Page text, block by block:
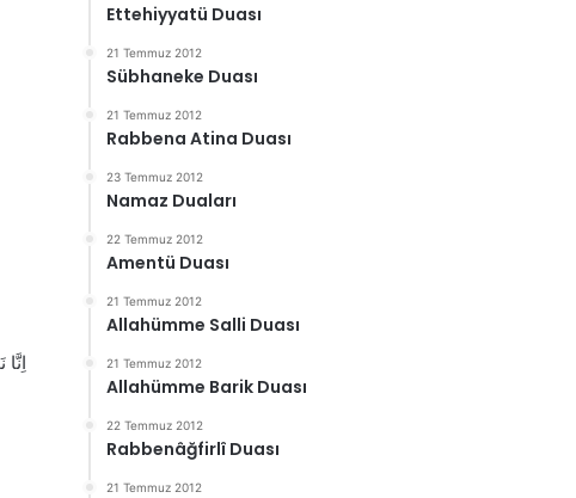
Ettehiyyatü Duası
21 Temmuz 2012
Sübhaneke Duası
21 Temmuz 2012
Rabbena Atina Duası
23 Temmuz 2012
Namaz Duaları
22 Temmuz 2012
Amentü Duası
21 Temmuz 2012
Allahümme Salli Duası
21 Temmuz 2012
Allahümme Barik Duası
22 Temmuz 2012
Rabbenâğfirlî Duası
21 Temmuz 2012